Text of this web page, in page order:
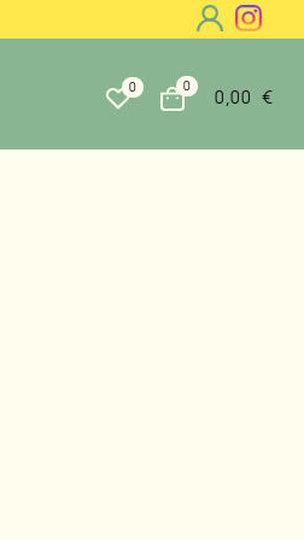
0 0
0,00 €